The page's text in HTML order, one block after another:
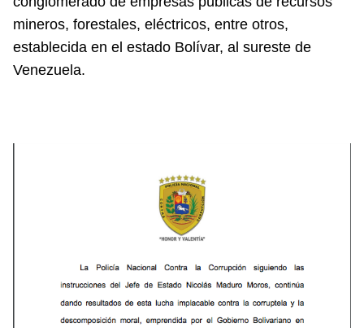
mineros, forestales, eléctricos, entre otros,
establecida en el estado Bolívar, al sureste de
Venezuela.